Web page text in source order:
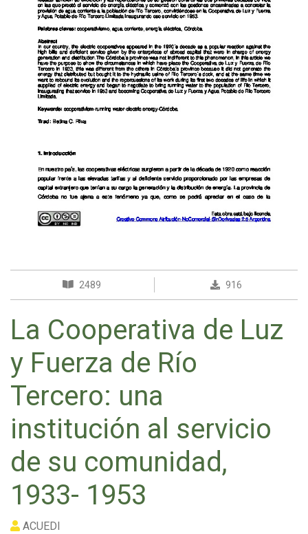
2489 916
La Cooperativa de Luz
y Fuerza de Río
Tercero: una
institución al servicio
de su comunidad,
1933- 1953
ACUEDI